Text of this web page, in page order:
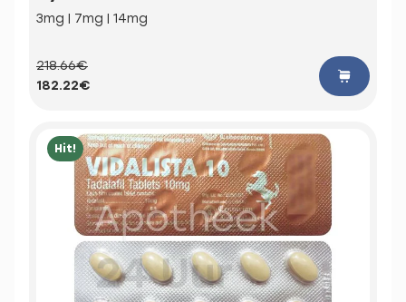
3mg | 7mg | 14mg
218.66€
182.22€
Hit!